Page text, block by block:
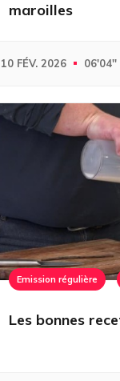
maroilles
10 FÉV. 2026 06'04''
Emission régulière
Les bonnes